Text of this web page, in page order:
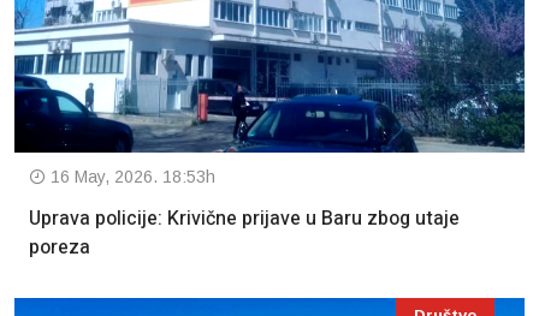
16 May, 2026. 18:53h
Uprava policije: Krivične prijave u Baru zbog utaje
poreza